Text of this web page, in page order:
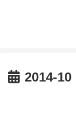
2014-10